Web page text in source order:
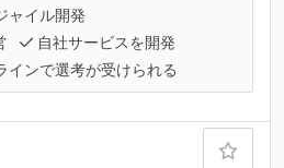
ャイル開発
自社サービスを開発
インで選考が受けられる